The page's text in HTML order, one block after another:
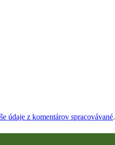
údaje z komentárov spracovávané.